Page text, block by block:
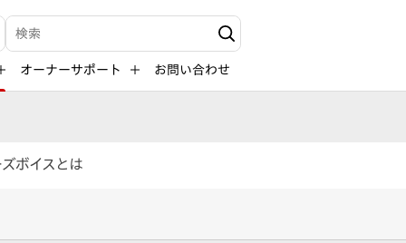
検索キーワード入力
オーナーサポート お問い合わせ
ボイスとは